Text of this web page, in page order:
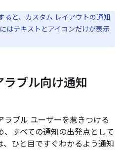
ると、カスタム レイアウトの通知
はテキストとアイコンだけが表示
ブル向け通知
ラブル ユーザーを惹きつける
すべての通知の出発点として
ひと目ですぐわかるよう通知